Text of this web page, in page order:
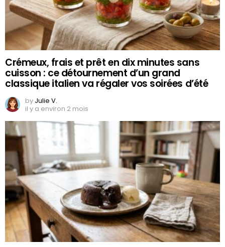
Crémeux, frais et prêt en dix minutes sans
cuisson : ce détournement d’un grand
classique italien va régaler vos soirées d’été
by Julie V.
il y a environ 2 mois